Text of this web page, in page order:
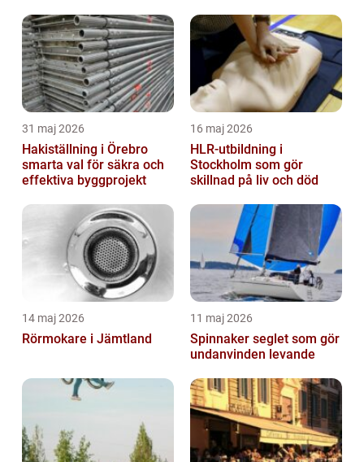
31 maj 2026
Hakiställning i Örebro
smarta val för säkra och
effektiva byggprojekt
16 maj 2026
HLR-utbildning i
Stockholm som gör
skillnad på liv och död
14 maj 2026
Rörmokare i Jämtland
11 maj 2026
Spinnaker seglet som gör
undanvinden levande